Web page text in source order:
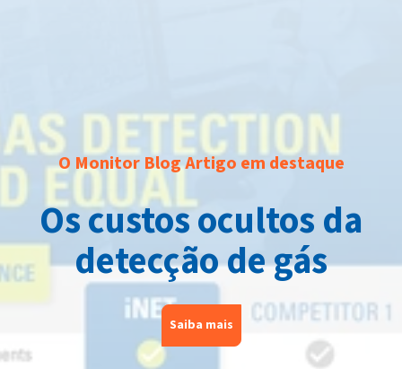
O Monitor Blog Artigo em destaque
Os custos ocultos da
detecção de gás
Saiba mais